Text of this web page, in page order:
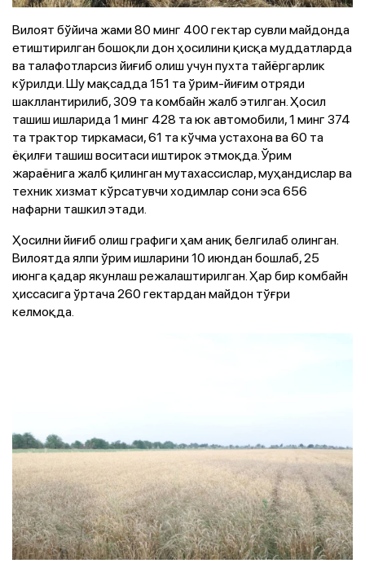
Вилоят бўйича жами 80 минг 400 гектар сувли майдонда
етиштирилган бошоқли дон ҳосилини қисқа муддатларда
ва талафотларсиз йиғиб олиш учун пухта тайёргарлик
кўрилди. Шу мақсадда 151 та ўрим-йиғим отряди
шакллантирилиб, 309 та комбайн жалб этилган. Ҳосил
ташиш ишларида 1 минг 428 та юк автомобили, 1 минг 374
та трактор тиркамаси, 61 та кўчма устахона ва 60 та
ёқилғи ташиш воситаси иштирок этмоқда. Ўрим
жараёнига жалб қилинган мутахассислар, муҳандислар ва
техник хизмат кўрсатувчи ходимлар сони эса 656
нафарни ташкил этади.
Ҳосилни йиғиб олиш графиги ҳам аниқ белгилаб олинган.
Вилоятда ялпи ўрим ишларини 10 июндан бошлаб, 25
июнга қадар якунлаш режалаштирилган. Ҳар бир комбайн
ҳиссасига ўртача 260 гектардан майдон тўғри
келмоқда.